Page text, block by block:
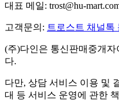
대표 메일: trost@hu-
고객문의: 트로스트 채널톡
(주)다인은 통신판매중개자
다.
다만, 상담 서비스 이용 및
대 등 서비스 운영에 관한